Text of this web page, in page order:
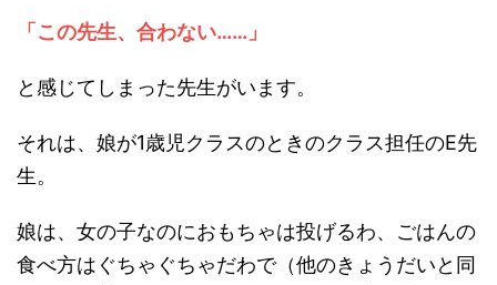
「この先生、合わない……」
と感じてしまった先生がいます。
それは、娘が1歳児クラスのときのクラス担任のE先
生。
娘は、女の子なのにおもちゃは投げるわ、ごはんの
食べ方はぐちゃぐちゃだわで（他のきょうだいと同